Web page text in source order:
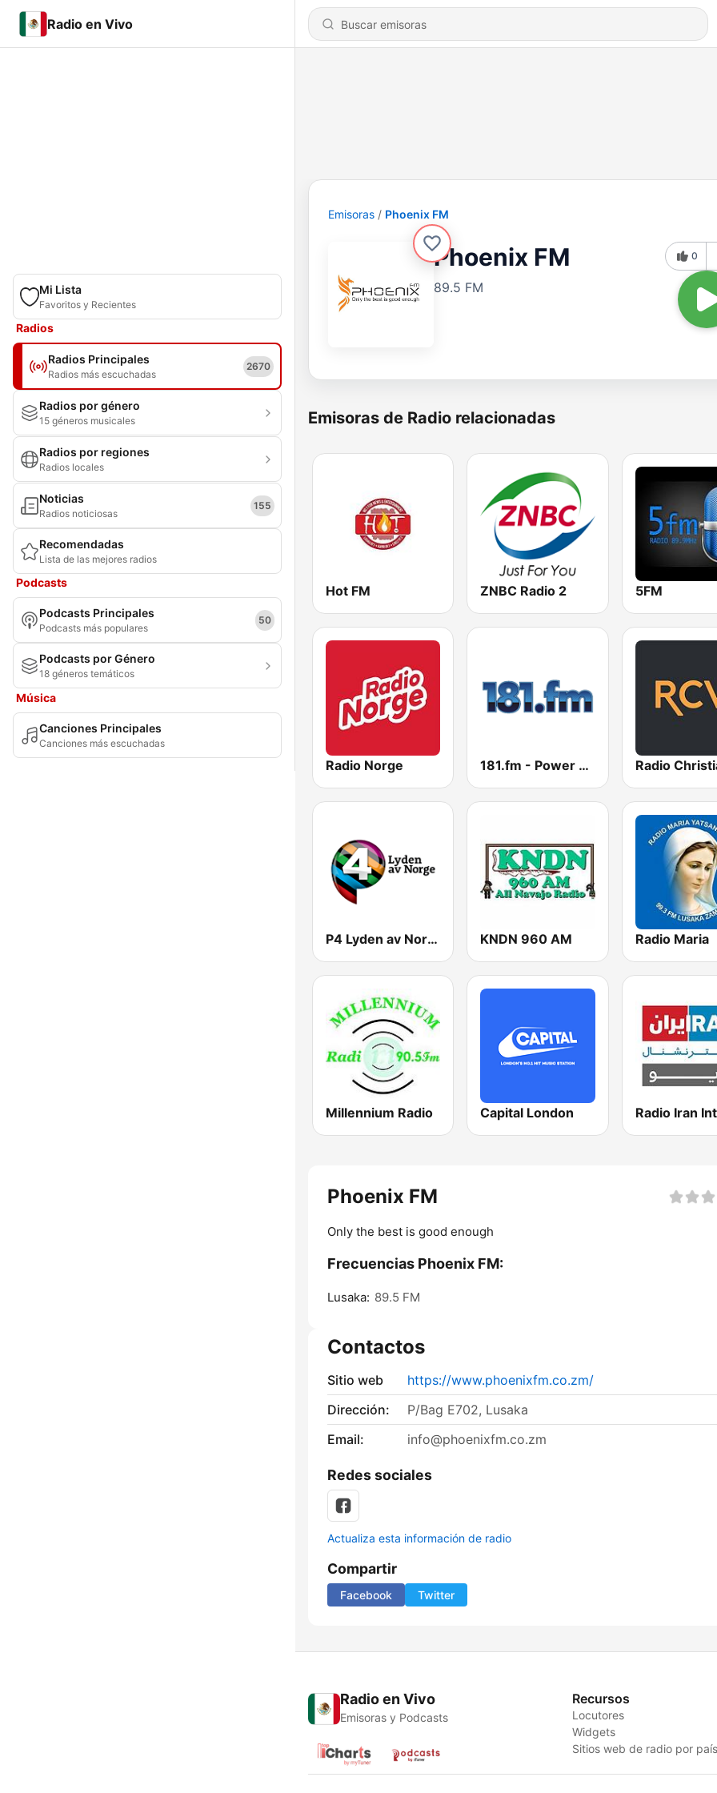
Radio en Vivo
Mi Lista
Favoritos y Recientes
Radios
Radios Principales
Radios más escuchadas
2670
Radios por género
15 géneros musicales
Radios por regiones
Radios locales
Noticias
Radios noticiosas
155
Recomendadas
Lista de las mejores radios
Podcasts
Podcasts Principales
Podcasts más populares
50
Podcasts por Género
18 géneros temáticos
Música
Canciones Principales
Canciones más escuchadas
Emisoras Phoenix FM
Phoenix FM
89.5 FM
0
Emisoras de Radio relacionadas
Hot FM ZNBC Radio 2 5FM
Radio Norge 181.fm - Power 181 (Top 40)
P4 Lyden av Norge KNDN 960 AM Radio Maria
Millennium Radio Capital London
Phoenix FM
Only the best is good enough
Frecuencias Phoenix FM:
Lusaka: 89.5 FM
Contactos
Sitio web
https://www.phoenixfm.co.zm/
Dirección:
P/Bag E702, Lusaka
Email:
info@phoenixfm.co.zm
Redes sociales
Actualiza esta información de radio
Compartir
Facebook Twitter
Radio en Vivo
Emisoras y Podcasts
Recursos
Locutores
Widgets
Sitios web de radio por país